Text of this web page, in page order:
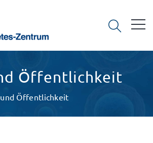
Öffentlichkeit
Öffentlichkeit